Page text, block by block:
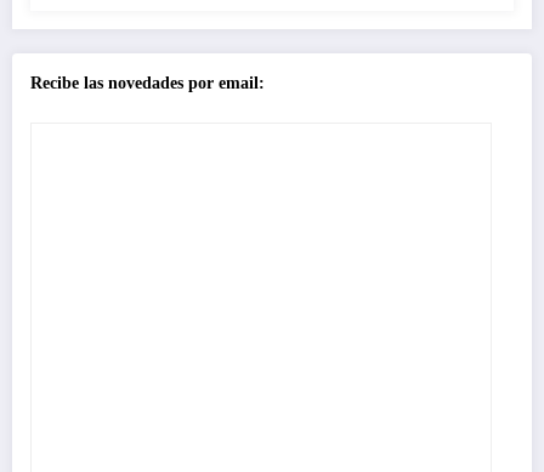
Recibe las novedades por email: